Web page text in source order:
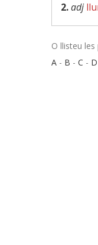
2.adj
O llisteu
A - B - C - D